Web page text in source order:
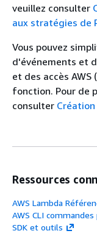
veuillez consulter
aux stratégies de
Vous pouvez
d'événements et
et des accès
fonction. Pour de
consulter
Ressources
AWS Lambda
AWS CLI
SDK et outils